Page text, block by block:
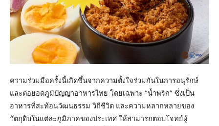
​ความร่วมมือครั้งนี้เกิดขึ้นจากความตั้งใจร่วมกันในการอนุรักษ์
และต่อยอดภูมิปัญญาอาหารไทย โดยเฉพาะ “น้ำพริก” ซึ่งเป็น
อาหารที่สะท้อนวัฒนธรรม วิถีชีวิต และความหลากหลายของ
วัตถุดิบในแต่ละภูมิภาคของประเทศ ให้สามารถตอบโจทย์ผู้